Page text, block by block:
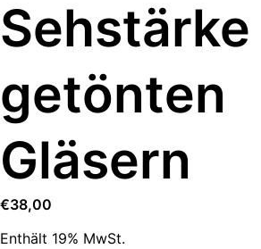
getönten
Gläsern
€38,00
Enthält 19% MwSt.